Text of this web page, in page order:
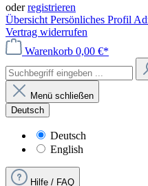
oderregistrieren
Übersicht Persönliches Profil
Vertrag widerrufen
Warenkorb 0,00 €*
Menü schließen
Deutsch
Deutsch
English
Hilfe / FAQ